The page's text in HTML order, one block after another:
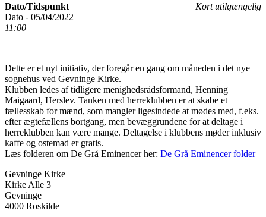
Kort utilgængelig
Dato/Tidspunkt
Dato - 05/04/2022
11:00
Dette er et nyt initiativ, der foregår en gang om måneden i det nye
sognehus ved Gevninge Kirke.
Klubben ledes af tidligere menighedsrådsformand, Henning
Maigaard, Herslev. Tanken med herreklubben er at skabe et
fællesskab for mænd, som mangler ligesindede at mødes med, f.eks.
efter ægtefællens bortgang, men bevæggrundene for at deltage i
herreklubben kan være mange. Deltagelse i klubbens møder inklusiv
kaffe og ostemad er gratis.
Læs folderen om De Grå Eminencer her: De Grå Eminencer folder
Gevninge Kirke
Kirke Alle 3
Gevninge
4000 Roskilde